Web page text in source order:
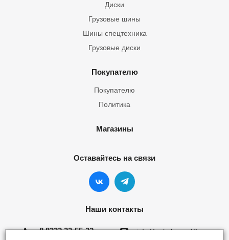
Грузовые шины
Шины спецтехника
Диски
Грузовые диски
Покупателю
Покупателю
Политика
Магазины
Оставайтесь на связи
Наши контакты
8 8332 22-55-22 info@yokohama43.ru